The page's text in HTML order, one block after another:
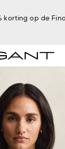
korting op de